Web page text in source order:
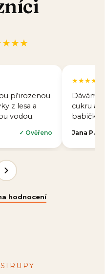
přirozenou
z lesa a
vodou.
✓ Ověřeno
★★★★★
Dávám
cukru a
babičky.
Jana P.
hodnocení